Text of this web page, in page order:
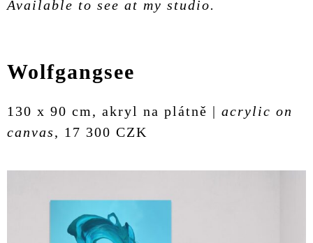
Available to see at my studio.
Wolfgangsee
130 x 90 cm, akryl na plátně | acrylic on
canvas, 17 300 CZK